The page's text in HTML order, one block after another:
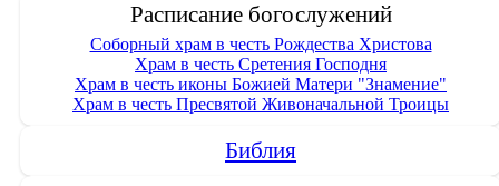
Расписание богослужений
Соборный храм в честь Рождества Христова
Храм в честь Сретения Господня
Храм в честь иконы Божией Матери "Знамение"
Храм в честь Пресвятой Живоначальной Троицы
Библия